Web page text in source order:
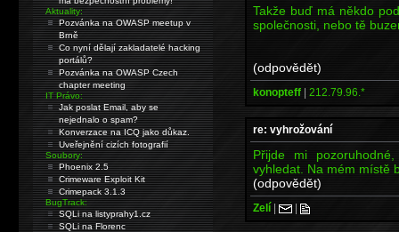
Takže buď má někdo
společnosti, nebo tě
(odpovědět)
konopteff | 212.79.96.*
re: vyhrožování
Přijde mi
vyhledat. Na mém místě
(odpovědět)
Zelí | |
Aktuality:
Pozvánka na OWASP meetup v
Brně
Co nyní dělají zakladatelé hacking
portálů?
Pozvánka na OWASP Czech
chapter meeting
IT Právo:
Jak poslat Email, aby se
nejednalo o spam?
Konverzace na ICQ jako důkaz.
Uveřejnění cizích fotografií
Soubory:
Phoenix 2.5
Crimeware Exploit Kit
Crimepack 3.1.3
BugTrack:
SQLi na listyprahy1.cz
SQLi na Florenc